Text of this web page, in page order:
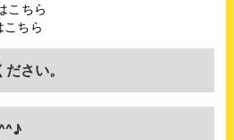
こちら
こちら
さい。